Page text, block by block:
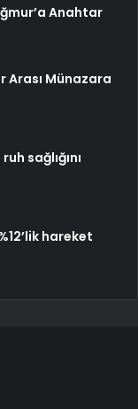
Anahtar
Arası Münazara
sağlığını
hareket